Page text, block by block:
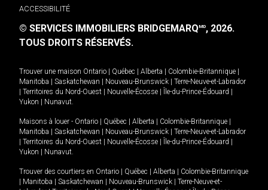
ACCESSIBILITÉ
© SERVICES IMMOBILIERS BRIDGEMARQMD, 2026.
TOUS DROITS RÉSERVÉS.
Trouver une maison Ontario Québec Alberta Colombie-Britannique
Manitoba
Saskatchewan Nouveau-Brunswick
Terre-Neuve-et-Labrador
Territoires du Nord-Ouest Nouvelle-Écosse Île-du-Prince-Édouard
Yukon
Nunavut.
Maisons à louer - Ontario Québec Alberta Colombie-Britannique
Manitoba
Saskatchewan Nouveau-Brunswick
Terre-Neuve-et-Labrador
Territoires du Nord-Ouest Nouvelle-Écosse Île-du-Prince-Édouard
Yukon
Nunavut.
Trouver des courtiers en Ontario Québec Alberta
Colombie-Britannique
Manitoba Saskatchewan Nouveau-Brunswick
Terre-Neuve-et-